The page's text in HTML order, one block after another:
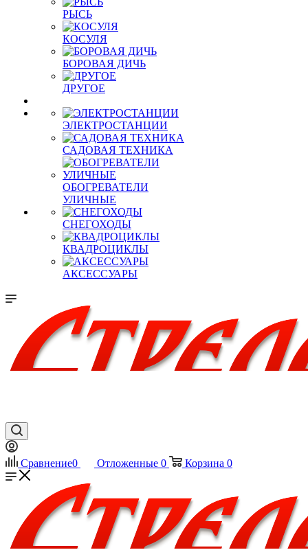
РЫСЬ
КОСУЛЯ
БОРОВАЯ ДИЧЬ
ДРУГОЕ
ЭЛЕКТРОСТАНЦИИ
САДОВАЯ ТЕХНИКА
ОБОГРЕВАТЕЛИ
УЛИЧНЫЕ
СНЕГОХОДЫ
КВАДРОЦИКЛЫ
АКСЕССУАРЫ
Сравнение0 Отложенные 0 Корзина 0